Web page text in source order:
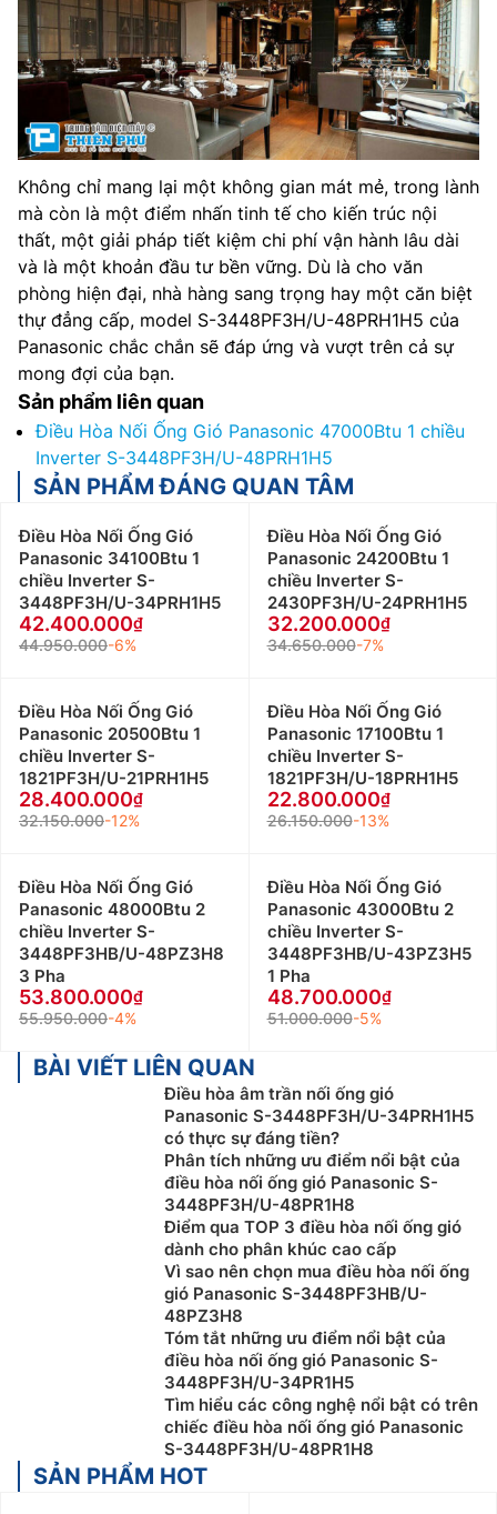
Không chỉ mang lại một không gian mát mẻ, trong lành
mà còn là một điểm nhấn tinh tế cho kiến trúc nội
thất, một giải pháp tiết kiệm chi phí vận hành lâu dài
và là một khoản đầu tư bền vững. Dù là cho văn
phòng hiện đại, nhà hàng sang trọng hay một căn biệt
thự đẳng cấp, model S-3448PF3H/U-48PRH1H5 của
Panasonic chắc chắn sẽ đáp ứng và vượt trên cả sự
mong đợi của bạn.
Sản phẩm liên quan
Điều Hòa Nối Ống Gió Panasonic 47000Btu 1 chiều
Inverter S-3448PF3H/U-48PRH1H5
SẢN PHẨM ĐÁNG QUAN TÂM
Điều Hòa Nối Ống Gió
Panasonic 34100Btu 1
chiều Inverter S-
3448PF3H/U-34PRH1H5
42.400.000
44.950.000-6%
Điều Hòa Nối Ống Gió
Panasonic 24200Btu 1
chiều Inverter S-
2430PF3H/U-24PRH1H5
32.200.000
34.650.000-7%
Điều Hòa Nối Ống Gió
Panasonic 20500Btu 1
chiều Inverter S-
1821PF3H/U-21PRH1H5
28.400.000
32.150.000-12%
Điều Hòa Nối Ống Gió
Panasonic 17100Btu 1
chiều Inverter S-
1821PF3H/U-18PRH1H5
22.800.000
26.150.000-13%
Điều Hòa Nối Ống Gió
Panasonic 48000Btu 2
chiều Inverter S-
3448PF3HB/U-48PZ3H8
3 Pha
53.800.000
55.950.000-4%
Điều Hòa Nối Ống Gió
Panasonic 43000Btu 2
chiều Inverter S-
3448PF3HB/U-43PZ3H5
1 Pha
48.700.000
51.000.000-5%
BÀI VIẾT LIÊN QUAN
Điều hòa âm trần nối ống gió
Panasonic S-3448PF3H/U-34PRH1H5
có thực sự đáng tiền?
Phân tích những ưu điểm nổi bật của
điều hòa nối ống gió Panasonic S-
3448PF3H/U-48PR1H8
Điểm qua TOP 3 điều hòa nối ống gió
dành cho phân khúc cao cấp
Vì sao nên chọn mua điều hòa nối ống
gió Panasonic S-3448PF3HB/U-
48PZ3H8
Tóm tắt những ưu điểm nổi bật của
điều hòa nối ống gió Panasonic S-
3448PF3H/U-34PR1H5
Tìm hiểu các công nghệ nổi bật có trên
chiếc điều hòa nối ống gió Panasonic
S-3448PF3H/U-48PR1H8
SẢN PHẨM HOT